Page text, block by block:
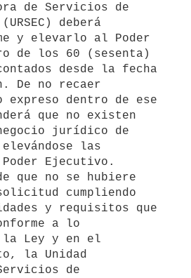
de Servicios de
deberá
y elevarlo al Poder
de los 60 (sesenta)
desde la fecha
De no recaer
expreso dentro de ese
que no existen
jurídico de
las
Ejecutivo.
cumpliendo
y requisitos que
a lo
la Ley y en el
la Unidad
de